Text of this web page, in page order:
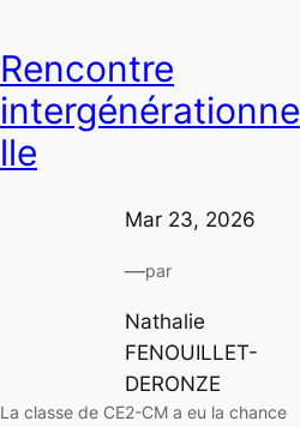
Rencontre
intergénérationne
lle
Mar 23, 2026
—par
Nathalie
FENOUILLET-
DERONZE
La classe de CE2-CM a eu la chance